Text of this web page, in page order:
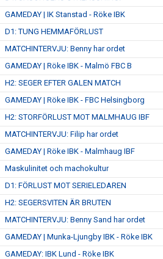
GAMEDAY | IK Stanstad - Röke IBK
D1: TUNG HEMMAFÖRLUST
MATCHINTERVJU: Benny har ordet
GAMEDAY | Röke IBK - Malmö FBC B
H2: SEGER EFTER GALEN MATCH
GAMEDAY | Röke IBK - FBC Helsingborg
H2: STORFÖRLUST MOT MALMHAUG IBF
MATCHINTERVJU: Filip har ordet
GAMEDAY | Röke IBK - Malmhaug IBF
Maskulinitet och machokultur
D1: FÖRLUST MOT SERIELEDAREN
H2: SEGERSVITEN ÄR BRUTEN
MATCHINTERVJU: Benny Sand har ordet
GAMEDAY | Munka-Ljungby IBK - Röke IBK
GAMEDAY: IBK Lund - Röke IBK